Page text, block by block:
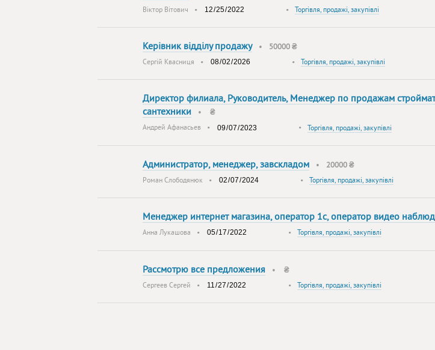
Віктор Вітович • •Торгівля, продажі, закупівлі
Керівник відділу продажу• 50000 ₴
Сергій Квасниця • • Торгівля, продажі, закупівлі
Директор филиала, Руководитель, Менеджер по продажам
сантехники • ₴
Андрей Афанасьев • •Торгівля, продажі, закупівлі
Администратор, менеджер, завскладом • 20000 ₴
Роман Слободянюк • •Торгівля, продажі, закупівлі
Менеджер интернет магазина, оператор 1с, оператор видео
Анна Лукашова • • Торгівля, продажі, закупівлі
Рассмотрю все предложения • ₴
Сергеев Сергей • •Торгівля, продажі, закупівлі